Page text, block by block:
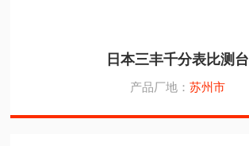
日本三丰千分表比测台
产品厂地： 苏州市